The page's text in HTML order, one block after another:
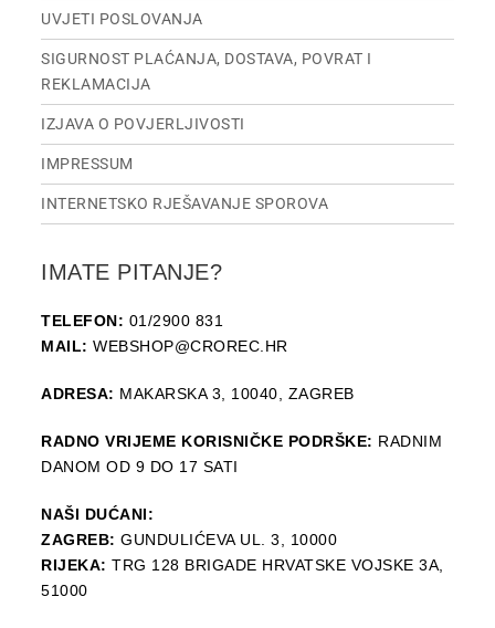
UVJETI POSLOVANJA
SIGURNOST PLAĆANJA, DOSTAVA, POVRAT I
REKLAMACIJA
IZJAVA O POVJERLJIVOSTI
IMPRESSUM
INTERNETSKO RJEŠAVANJE SPOROVA
IMATE PITANJE?
TELEFON: 01/2900 831
MAIL: WEBSHOP@CROREC.HR
ADRESA: MAKARSKA 3, 10040, ZAGREB
RADNO VRIJEME KORISNIČKE PODRŠKE: RADNIM
DANOM OD 9 DO 17 SATI
NAŠI DUĆANI:
ZAGREB: GUNDULIĆEVA UL. 3, 10000
RIJEKA: TRG 128 BRIGADE HRVATSKE VOJSKE 3A,
51000